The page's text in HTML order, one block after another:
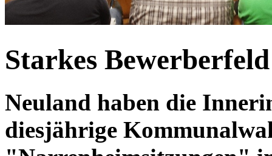
Starkes
Neuland haben die
diesjährige